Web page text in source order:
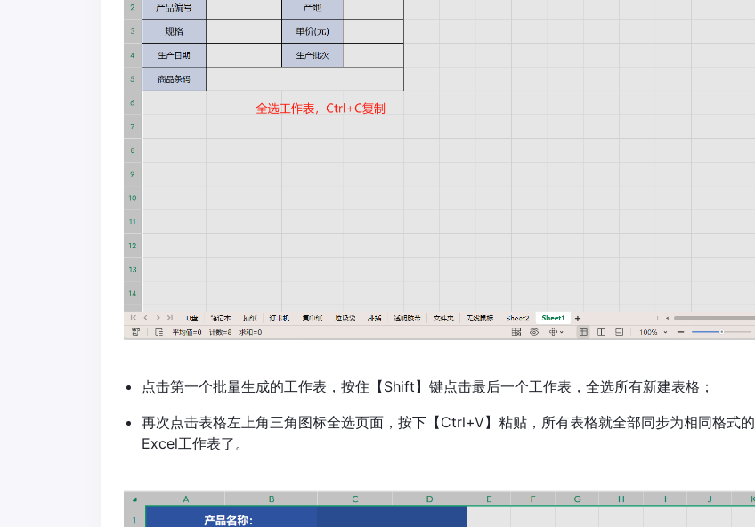
点击第一个批量生成的工作表，按住【Shift】键点击最后一个工作表，全选所有新建表格；
再次点击表格左上角三角图标全选页面，按下【Ctrl+V】粘贴，所有表格就全部同步为相同格式的
Excel工作表了。